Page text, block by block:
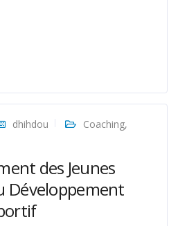
dhihdou Coaching,
des Jeunes
Développement